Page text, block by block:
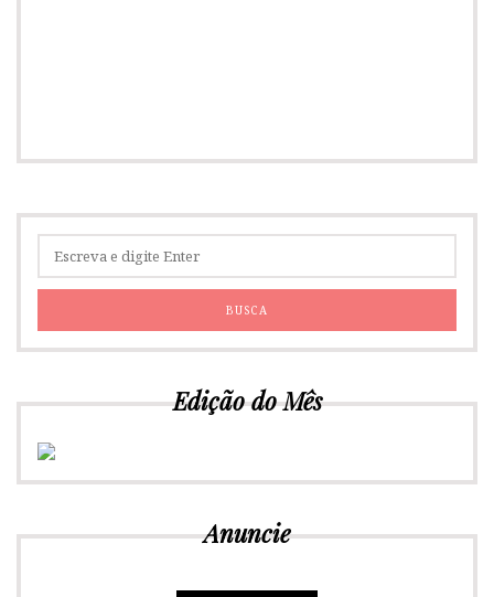
Edição do Mês
Anuncie